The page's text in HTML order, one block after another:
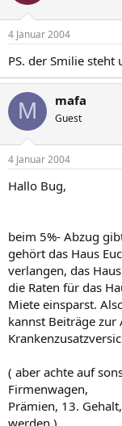
4 Januar 2004
PS. der Smilie
M mafa
Guest
4 Januar 2004
Hallo Bug,
beim 5%- Abzug
gehört das Haus
verlangen, das
die Raten für das
Miete einsparst.
kannst Beiträge zur
( aber achte auf
Firmenwagen,
Prämien, 13.
werden )